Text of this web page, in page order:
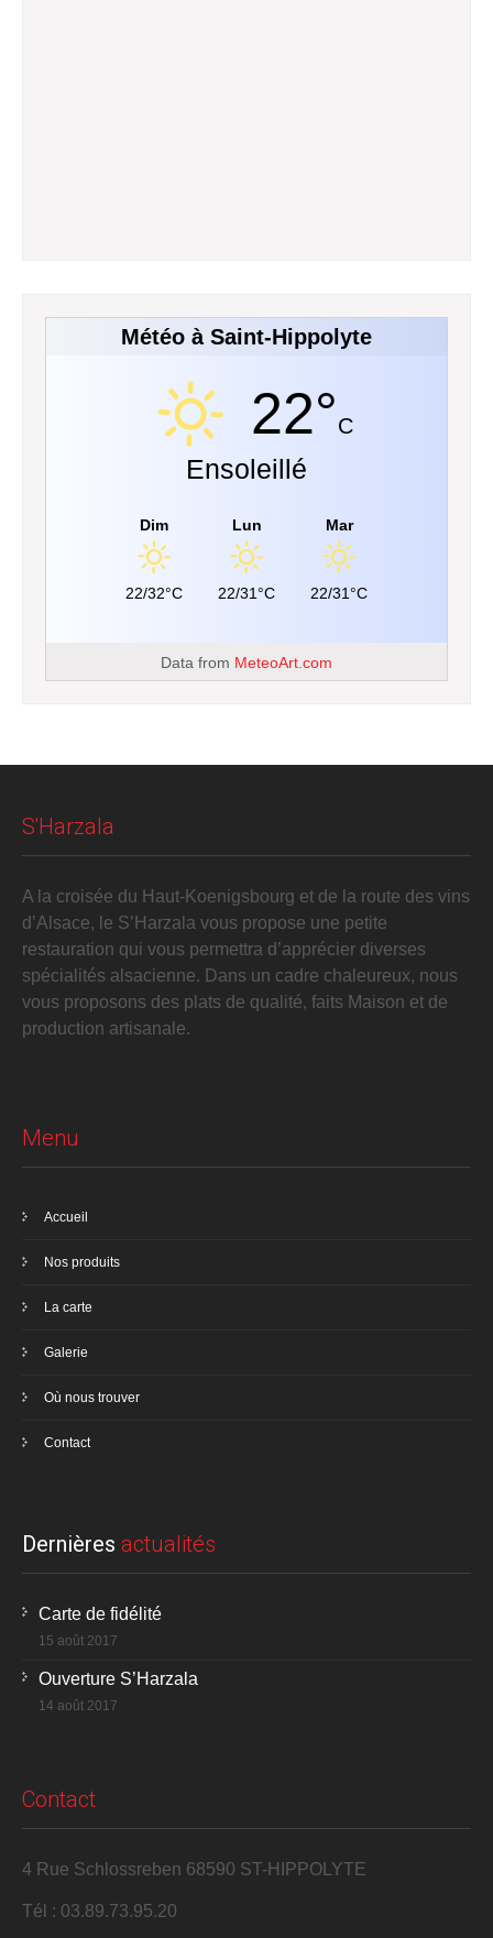
Météo à Saint-Hippolyte
22°C
Ensoleillé
Dim
22/32°C
Lun
22/31°C
Mar
22/31°C
Data from MeteoArt.com
S'Harzala
A la croisée du Haut-Koenigsbourg et de la route des vins
d’Alsace, le S’Harzala vous propose une petite
restauration qui vous permettra d’apprécier diverses
spécialités alsacienne. Dans un cadre chaleureux, nous
vous proposons des plats de qualité, faits Maison et de
production artisanale.
Menu
Accueil
Nos produits
La carte
Galerie
Où nous trouver
Contact
Dernières actualités
Carte de fidélité
15 août 2017
Ouverture S’Harzala
14 août 2017
Contact
4 Rue Schlossreben 68590 ST-HIPPOLYTE
Tél : 03.89.73.95.20